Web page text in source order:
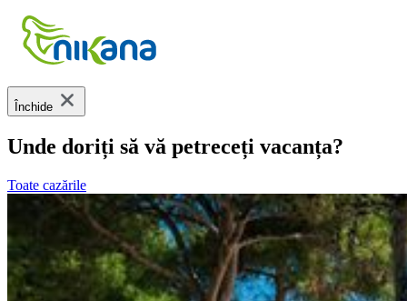
Închide
Unde doriți să vă petreceți vacanța?
Toate cazările